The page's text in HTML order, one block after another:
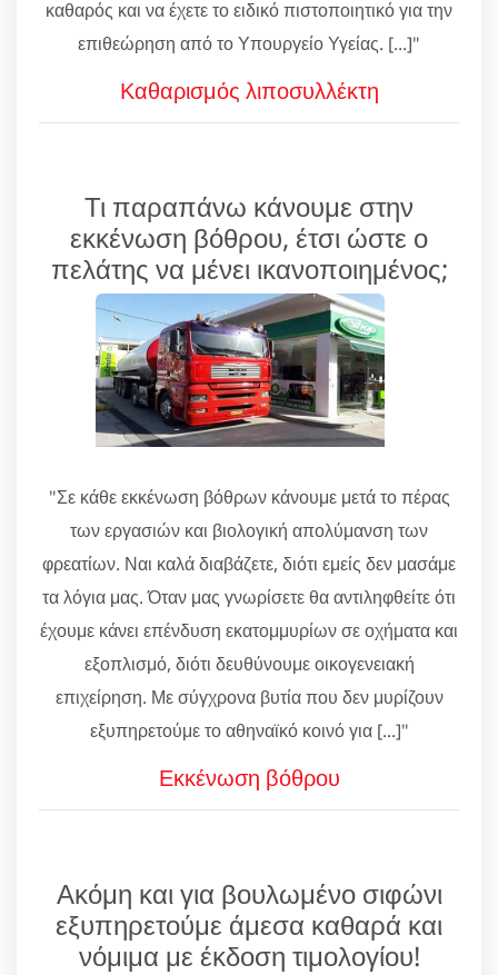
καθαρός και να έχετε το ειδικό πιστοποιητικό για την
επιθεώρηση από το Υπουργείο Υγείας. [...]"
Καθαρισμός λιποσυλλέκτη
Τι παραπάνω κάνουμε στην
εκκένωση βόθρου, έτσι ώστε ο
πελάτης να μένει ικανοποιημένος;
"Σε κάθε εκκένωση βόθρων κάνουμε μετά το πέρας
των εργασιών και βιολογική απολύμανση των
φρεατίων. Ναι καλά διαβάζετε, διότι εμείς δεν μασάμε
τα λόγια μας. Όταν μας γνωρίσετε θα αντιληφθείτε ότι
έχουμε κάνει επένδυση εκατομμυρίων σε οχήματα και
εξοπλισμό, διότι δευθύνουμε οικογενειακή
επιχείρηση. Με σύγχρονα βυτία που δεν μυρίζουν
εξυπηρετούμε το αθηναϊκό κοινό για [...]"
Εκκένωση βόθρου
Ακόμη και για βουλωμένο σιφώνι
εξυπηρετούμε άμεσα καθαρά και
νόμιμα με έκδοση τιμολογίου!